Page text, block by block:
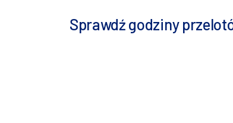
Sprawdź godziny